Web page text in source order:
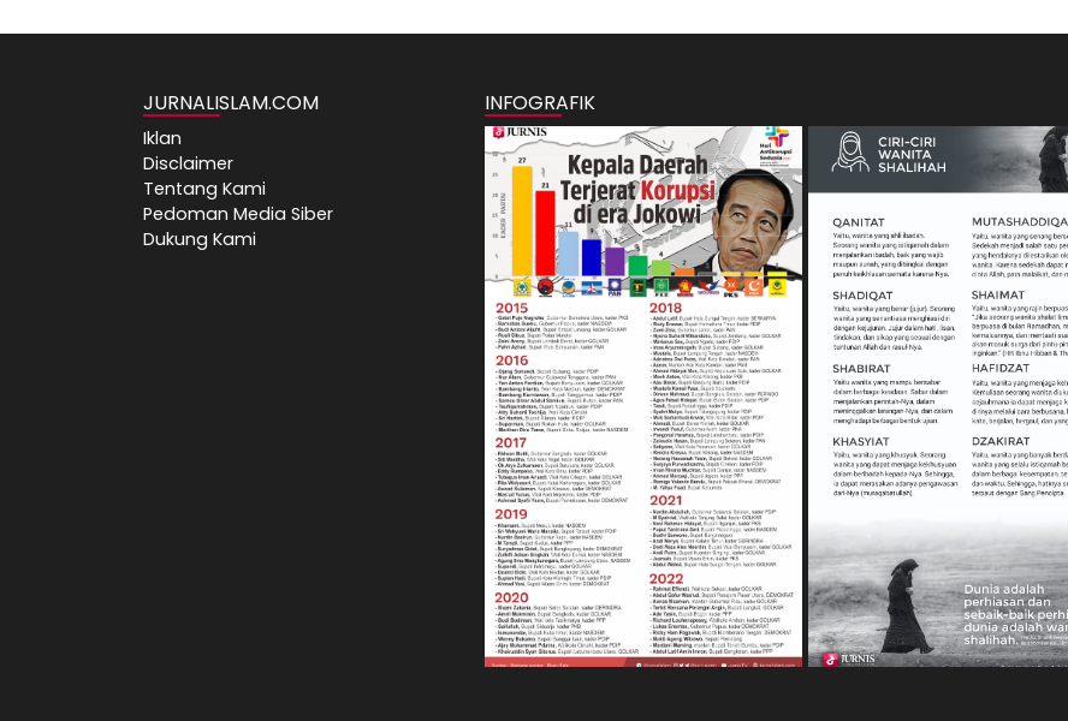
JURNALISLAM.COM
Iklan
Disclaimer
Tentang Kami
Pedoman Media Siber
Dukung Kami
INFOGRAFIK